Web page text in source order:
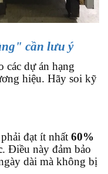
cần lưu ý
các dự án hạng
hiệu. Hãy soi kỹ
đạt ít nhất 60%
. Điều này đảm bảo
dài mà không bị